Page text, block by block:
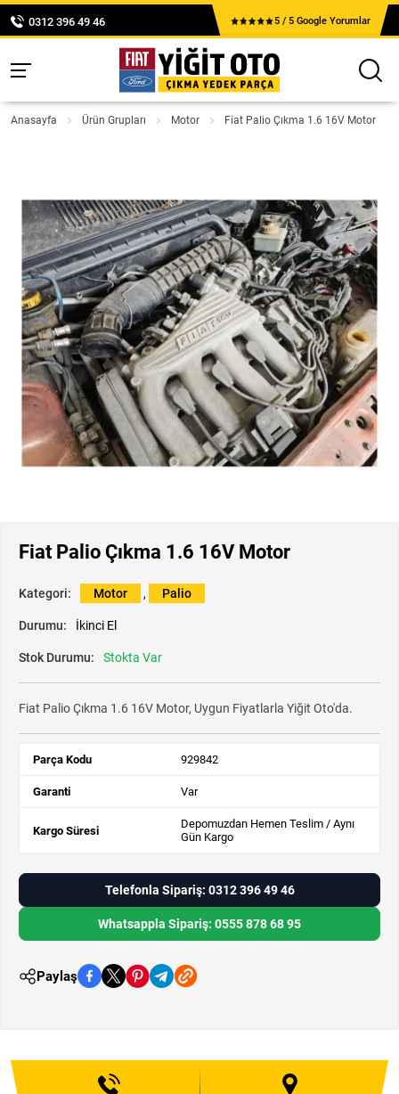
0312 396 49 46 5 / 5 Google Yorumlar
Anasayfa Ürün Grupları Motor Fiat Palio Çıkma 1.6 16V Motor
Fiat Palio Çıkma 1.6 16V Motor
Kategori: Motor , Palio
Durumu: İkinci El
Stok Durumu: Stokta Var
Fiat Palio Çıkma 1.6 16V Motor, Uygun Fiyatlarla Yiğit Oto'da.
Parça Kodu 929842
Garanti Var
Kargo Süresi
Depomuzdan Hemen Teslim / Aynı
Gün Kargo
Telefonla Sipariş: 0312 396 49 46
Whatsappla Sipariş: 0555 878 68 95
Paylaş